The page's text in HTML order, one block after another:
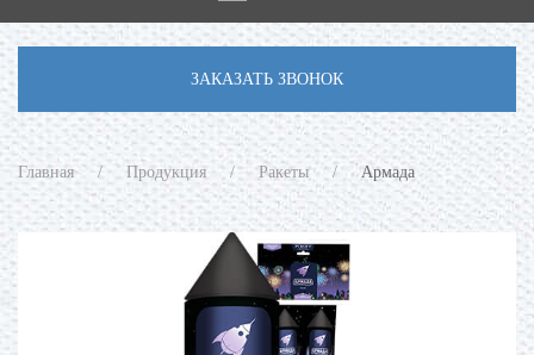
ЗАКАЗАТЬ ЗВОНОК
Главная Продукция Ракеты Армада